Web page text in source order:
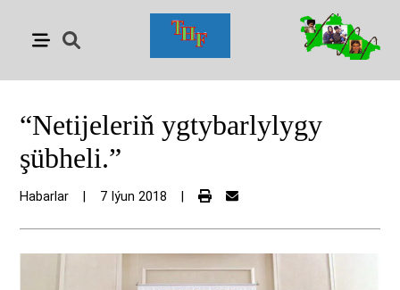
“Netijeleriň ygtybarlylygy
şübheli.”
Habarlar 7 Iýun 2018